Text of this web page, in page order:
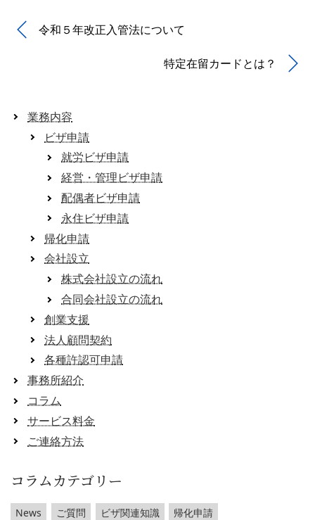
令和５年改正入管法について
特定在留カードとは？
業務内容
ビザ申請
就労ビザ申請
経営・管理ビザ申請
配偶者ビザ申請
永住ビザ申請
帰化申請
会社設立
株式会社設立の流れ
合同会社設立の流れ
創業支援
法人顧問契約
各種許認可申請
事務所紹介
コラム
サービス料金
ご連絡方法
コラムカテゴリー
News ご質問 ビザ関連知識
帰化申請